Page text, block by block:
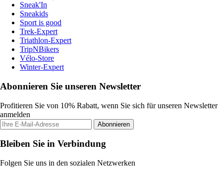
Sneak'In
Sneakids
Sport is good
Trek-Expert
Triathlon-Expert
TripNBikers
Vélo-Store
Winter-Expert
Abonnieren Sie unseren Newsletter
Profitieren Sie von 10% Rabatt, wenn Sie sich für unseren Newsletter
anmelden
Abonnieren
Bleiben Sie in Verbindung
Folgen Sie uns in den sozialen Netzwerken